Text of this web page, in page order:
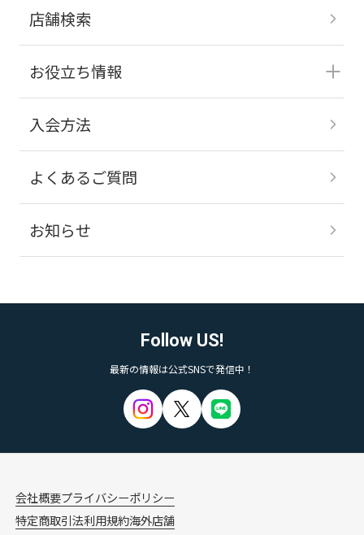
店舗検索
お役立ち情報
入会方法
よくあるご質問
お知らせ
Follow US!
最新の情報は公式SNSで発信中！
会社概要プライバシーポリシー
特定商取引法利用規約海外店舗